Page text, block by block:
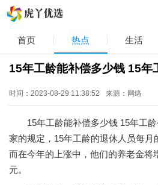
首页 热点 生活
15年工龄能补偿多少钱 15年
时间：2023-08-29 11:38:52 来源：网络
15年工龄能补偿多少钱 15年工龄
家的规定，15年工龄的退休人员每月
而在今年的上涨中，他们的养老金将
元。